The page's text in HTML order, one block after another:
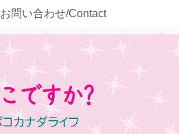
お問い合わせ/Contact